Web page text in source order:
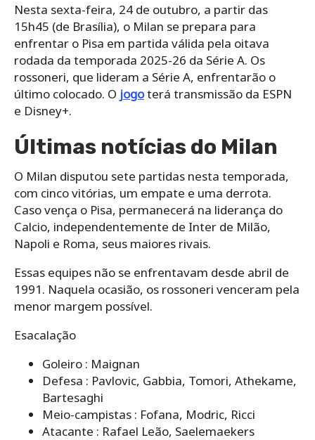
Nesta sexta-feira, 24 de outubro, a partir das
15h45 (de Brasília), o Milan se prepara para
enfrentar o Pisa em partida válida pela oitava
rodada da temporada 2025-26 da Série A. Os
rossoneri, que lideram a Série A, enfrentarão o
último colocado. O jogoterá transmissão da ESPN
e Disney+.
Últimas notícias do Milan
O Milan disputou sete partidas nesta temporada,
com cinco vitórias, um empate e uma derrota.
Caso vença o Pisa, permanecerá na liderança do
Calcio, independentemente de Inter de Milão,
Napoli e Roma, seus maiores rivais.
Essas equipes não se enfrentavam desde abril de
1991. Naquela ocasião, os rossoneri venceram pela
menor margem possível.
Esacalação
Goleiro : Maignan
Defesa : Pavlovic, Gabbia, Tomori, Athekame,
Bartesaghi
Meio-campistas : Fofana, Modric, Ricci
Atacante : Rafael Leão, Saelemaekers